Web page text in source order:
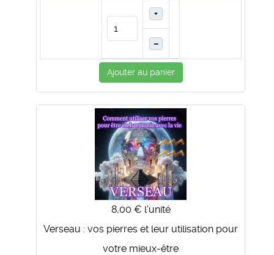
+
–
Ajouter au panier
8,00 € l'unité
Verseau : vos pierres et leur utilisation pour
votre mieux-être